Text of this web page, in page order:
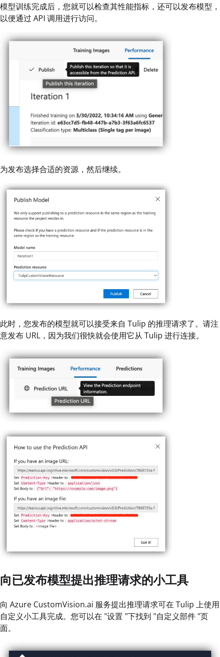
模型训练完成后，您就可以检查其性能指标，还可以发布模型，
以便通过 API 调用进行访问。
为发布选择合适的资源，然后继续。
此时，您发布的模型就可以接受来自 Tulip 的推理请求了。请注
意发布 URL，因为我们很快就会使用它从 Tulip 进行连接。
向已发布模型提出推理请求的小工具
向 Azure CustomVision.ai 服务提出推理请求可在 Tulip 上使用
自定义小工具完成。您可以在 "设置 "下找到 "自定义部件 "页
面。